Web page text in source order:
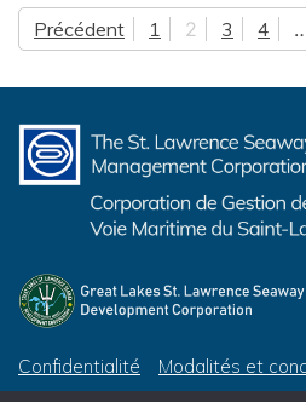
Posts
Précédent 1 2 3 4
Confidentialité Modalités et